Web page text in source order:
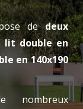
dedeux
lit double en
en 140x190
nombreux